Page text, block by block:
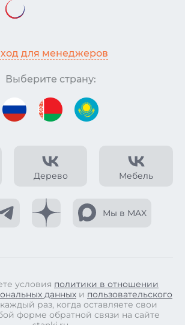
Дерево Мебель
Мы в MAX
для менеджеров
Выберите страну:
условия политики в отношении
данных и пользовательского
каждый раз, когда оставляете свои
форме обратной связи на сайте